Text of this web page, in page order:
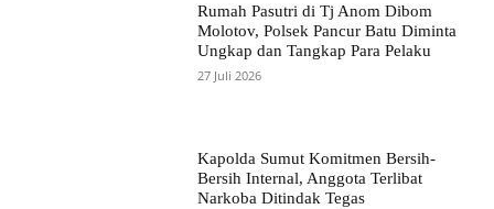
Rumah Pasutri di Tj Anom Dibom
Molotov, Polsek Pancur Batu Diminta
Ungkap dan Tangkap Para Pelaku
27 Juli 2026
Kapolda Sumut Komitmen Bersih-
Bersih Internal, Anggota Terlibat
Narkoba Ditindak Tegas